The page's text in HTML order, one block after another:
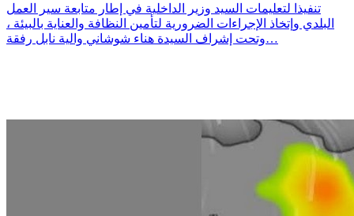
تنفيذا لتعليمات السيد وزير الداخلية في إطار متابعة سير العمل
البلدي وإتخاذ الإجراءات الضرورية لتأمين النظافة والعناية بالبيئة ،
وتحت إشراف السيدة هناء شوشاني والية نابل رفقة…